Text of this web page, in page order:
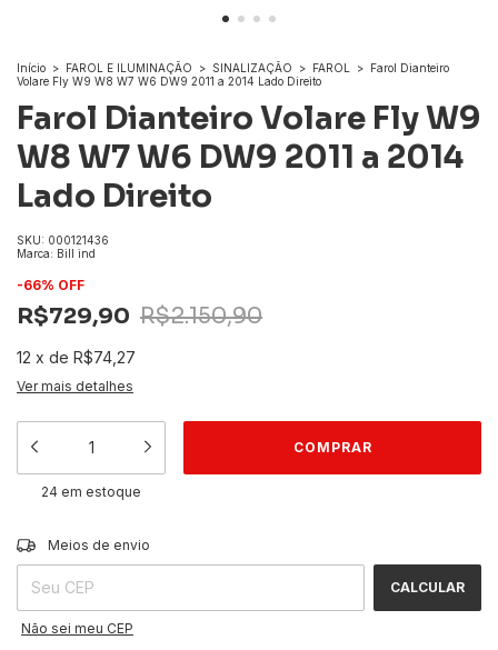
Início > FAROL E ILUMINAÇÃO > SINALIZAÇÃO > FAROL >
Farol Dianteiro
Volare Fly W9 W8 W7 W6 DW9 2011 a 2014 Lado Direito
Farol Dianteiro Volare Fly W9
W8 W7 W6 DW9 2011 a 2014
Lado Direito
SKU: 000121436
Marca: Bill ind
-66% OFF
R$729,90 R$2.150,90
12 x de R$74,27
Ver mais detalhes
24 em estoque
Entregas para o CEP:
Meios de envio
CALCULAR
Não sei meu CEP